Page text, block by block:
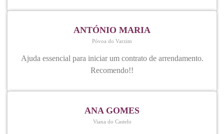
ANTÓNIO MARIA
Póvoa do Varzim
Ajuda essencial para iniciar um contrato de arrendamento.
Recomendo!!
ANA GOMES
Viana do Castelo